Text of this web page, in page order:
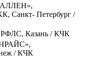
Санкт- Петербург /
РФЛС, Казань / КЧК
/ КЧК